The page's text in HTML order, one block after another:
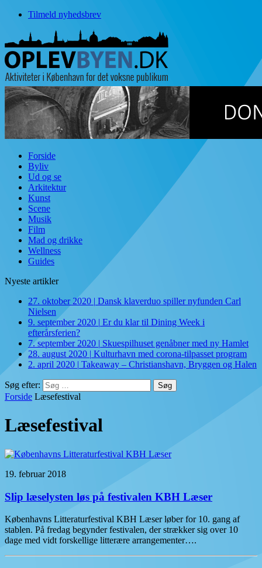
Tilmeld nyhedsbrev
Forside
Byliv
Ud og se
Arkitektur
Kunst
Scene
Musik
Film
Mad og drikke
Wellness
Guides
Nyeste artikler
27. oktober 2020 | Dansk klaverduo spiller nyfunden Carl
Nielsen
9. september 2020 | Er du klar til Dining Week i
efterårsferien?
7. september 2020 | Skuespilhuset genåbner med ny Hamlet
28. august 2020 | Kulturhavn med corona-tilpasset program
2. april 2020 | Takeaway – Christianshavn, Bryggen og Halen
Søg efter:
Forside Læsefestival
Læsefestival
19. februar 2018
Slip læselysten løs på festivalen KBH Læser
Københavns Litteraturfestival KBH Læser løber for 10. gang af
stablen. På fredag begynder festivalen, der strækker sig over 10
dage med vidt forskellige litterære arrangementer….